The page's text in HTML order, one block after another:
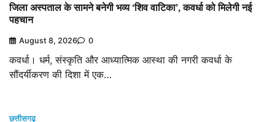
जिला अस्पताल के सामने बनेगी भव्य ‘शिव वाटिका’, कवर्धा को मिलेगी नई
पहचान
August 8, 2026 0
कवर्धा। धर्म, संस्कृति और आध्यात्मिक आस्था की नगरी कवर्धा के
सौंदर्यीकरण की दिशा में एक…
छत्तीसगढ़